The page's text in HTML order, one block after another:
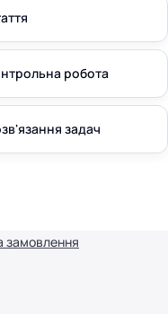
робота
задач
замовлення